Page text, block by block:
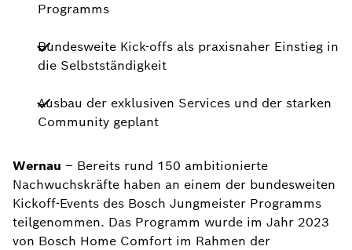
Programms
Bundesweite Kick-offs als praxisnaher Einstieg in
die Selbstständigkeit
Ausbau der exklusiven Services und der starken
Community geplant
Wernau – Bereits rund 150 ambitionierte
Nachwuchskräfte haben an einem der bundesweiten
Kickoff-Events des Bosch Jungmeister Programms
teilgenommen. Das Programm wurde im Jahr 2023
von Bosch Home Comfort im Rahmen der